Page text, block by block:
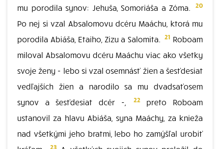
mu porodila synov: Jehuša, Somoriáša a Zóma.
20
Po nej si vzal Absalomovu dcéru Maáchu, ktorá mu
porodila Abiáša, Etaiho, Zizu a Salomita. 21 Roboam
miloval Absalomovu dcéru Maáchu viac ako všetky
svoje ženy - lebo si vzal osemnásť žien a šesťdesiat
vedľajších žien a narodilo sa mu dvadsaťosem
synov a šesťdesiat dcér -,
22preto Roboam
ustanovil za hlavu Abiáša, syna Maáchy, za knieža
nad všetkými jeho bratmi, lebo ho zamýšľal urobiť
23